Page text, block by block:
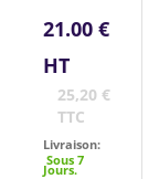
21.00 €
HT
25,20 €
TTC
Livraison:
Sous 7
Jours.